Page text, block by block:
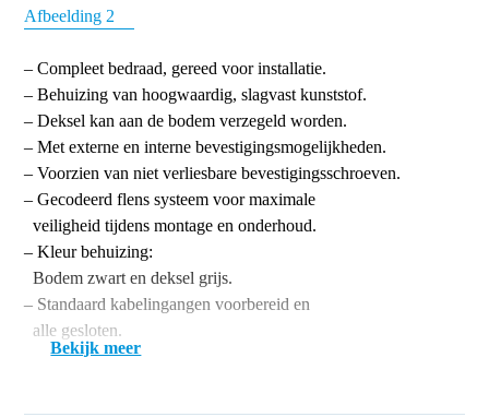
– Compleet bedraad, gereed voor installatie.
– Behuizing van hoogwaardig, slagvast kunststof.
– Deksel kan aan de bodem verzegeld worden.
– Met externe en interne bevestigingsmogelijkheden.
– Voorzien van niet verliesbare bevestigingsschroeven.
– Gecodeerd flens systeem voor maximale
veiligheid tijdens montage en onderhoud.
– Kleur behuizing:
Bodem zwart en deksel grijs.
– Standaard kabelingangen voorbereid en
alle gesloten.
Bekijk meer